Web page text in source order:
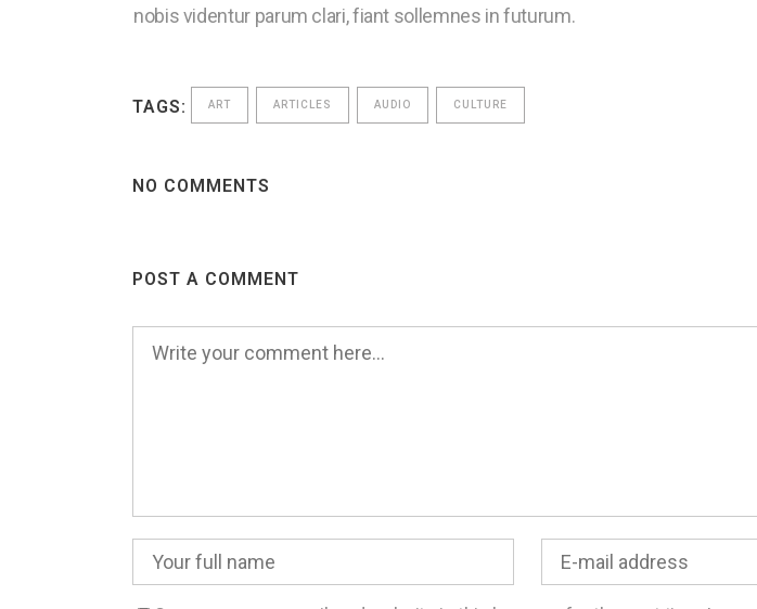
nobis videntur parum clari, fiant sollemnes in futurum.
TAGS: ART ARTICLES AUDIO CULTURE
NO COMMENTS
POST A COMMENT